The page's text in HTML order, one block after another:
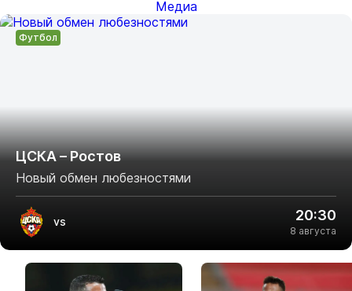
Медиа
Футбол
ЦСКА – Ростов
Новый обмен любезностями
vs 20:30
8 августа